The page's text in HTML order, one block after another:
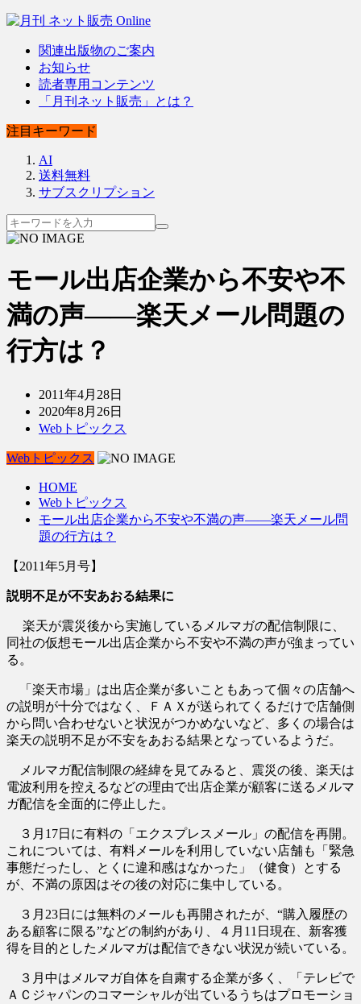
関連出版物のご案内
お知らせ
読者専用コンテンツ
「月刊ネット販売」とは？
注目キーワード
AI
送料無料
サブスクリプション
モール出店企業から不安や不
満の声――楽天メール問題の
行方は？
2011年4月28日
2020年8月26日
Webトピックス
Webトピックス
HOME
Webトピックス
モール出店企業から不安や不満の声――楽天メール問
題の行方は？
【2011年5月号】
説明不足が不安あおる結果に
楽天が震災後から実施しているメルマガの配信制限に、
同社の仮想モール出店企業から不安や不満の声が強まってい
る。
「楽天市場」は出店企業が多いこともあって個々の店舗へ
の説明が十分ではなく、ＦＡＸが送られてくるだけで店舗側
から問い合わせないと状況がつかめないなど、多くの場合は
楽天の説明不足が不安をあおる結果となっているようだ。
メルマガ配信制限の経緯を見てみると、震災の後、楽天は
電波利用を控えるなどの理由で出店企業が顧客に送るメルマ
ガ配信を全面的に停止した。
３月17日に有料の「エクスプレスメール」の配信を再開。
これについては、有料メールを利用していない店舗も「緊急
事態だったし、とくに違和感はなかった」（健食）とする
が、不満の原因はその後の対応に集中している。
３月23日には無料のメールも再開されたが、“購入履歴の
ある顧客に限る”などの制約があり、４月11日現在、新客獲
得を目的としたメルマガは配信できない状況が続いている。
３月中はメルマガ自体を自粛する企業が多く、「テレビで
ＡＣジャパンのコマーシャルが出ているうちはプロモーショ